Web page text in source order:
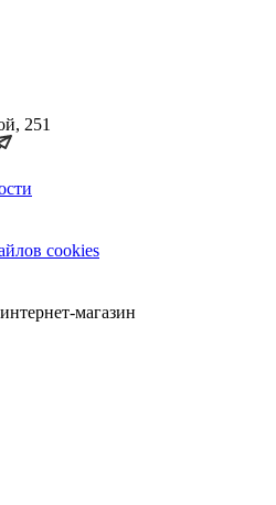
251
cookies
магазин